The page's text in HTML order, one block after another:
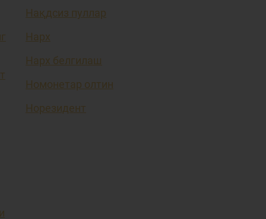
Нақдсиз пуллар
Нарх
Нарх белгилаш
Номонетар олтин
Норезидент